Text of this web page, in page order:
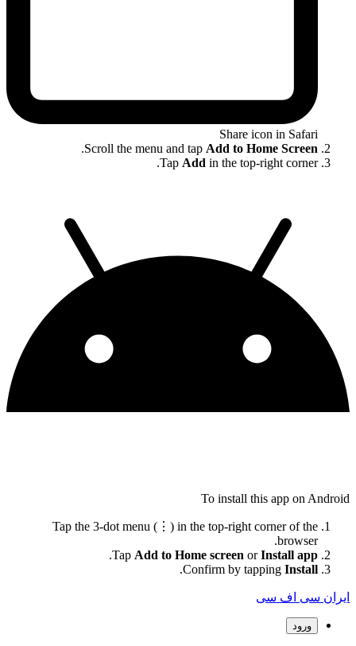
Share icon in Safari
Scroll the menu and tap Add to Home Screen
.
Tap Add in the top-right corner.
To install this app on Android
Tap the 3-dot menu (⋮) in the top-right corner of the
browser.
Tap Add to Home screen orInstall app
.
Confirm by tapping Install
.
ایران سی اف سی
ورود